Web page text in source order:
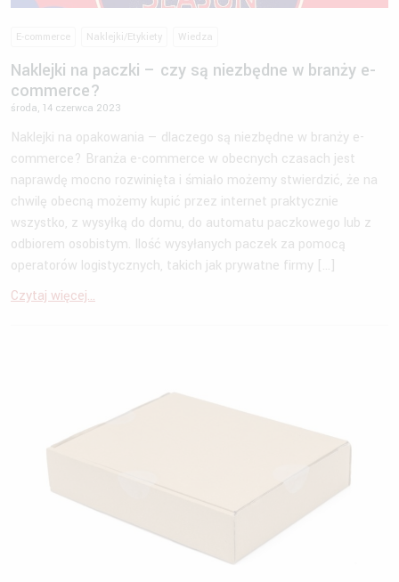
E-commerce Naklejki/Etykiety Wiedza
Naklejki na paczki – czy są niezbędne w branży e-
commerce?
środa, 14 czerwca 2023
Naklejki na opakowania — dlaczego są niezbędne w branży e-
commerce? Branża e-commerce w obecnych czasach jest
naprawdę mocno rozwinięta i śmiało możemy stwierdzić, że na
chwilę obecną możemy kupić przez internet praktycznie
wszystko, z wysyłką do domu, do automatu paczkowego lub z
odbiorem osobistym. Ilość wysyłanych paczek za pomocą
operatorów logistycznych, takich jak prywatne firmy […]
Czytaj więcej...